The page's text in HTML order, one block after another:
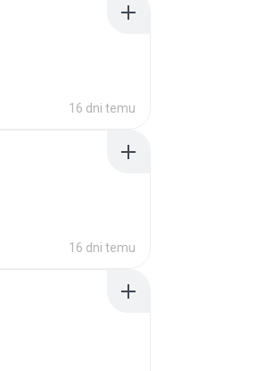
16 dni temu
16 dni temu